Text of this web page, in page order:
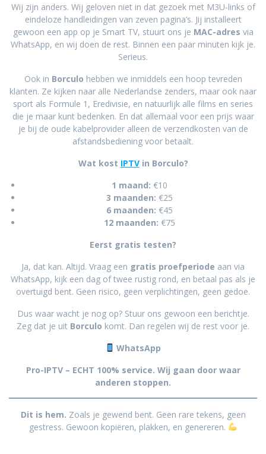
Wij zijn anders. Wij geloven niet in dat gezoek met M3U-links of
eindeloze handleidingen van zeven pagina’s. Jij installeert
gewoon een app op je Smart TV, stuurt ons je MAC-adres via
WhatsApp, en wij doen de rest. Binnen een paar minuten kijk je.
Serieus.
Ook in Borculo hebben we inmiddels een hoop tevreden
klanten. Ze kijken naar alle Nederlandse zenders, maar ook naar
sport als Formule 1, Eredivisie, en natuurlijk alle films en series
die je maar kunt bedenken. En dat allemaal voor een prijs waar
je bij de oude kabelprovider alleen de verzendkosten van de
afstandsbediening voor betaalt.
Wat kost IPTVin Borculo?
1 maand: €10
3 maanden: €25
6 maanden: €45
12 maanden: €75
Eerst gratis testen?
Ja, dat kan. Altijd. Vraag een gratis proefperiode aan via
WhatsApp, kijk een dag of twee rustig rond, en betaal pas als je
overtuigd bent. Geen risico, geen verplichtingen, geen gedoe.
Dus waar wacht je nog op? Stuur ons gewoon een berichtje.
Zeg dat je uit Borculo komt. Dan regelen wij de rest voor je.
WhatsApp
Pro-IPTV – ECHT 100% service. Wij gaan door waar
anderen stoppen.
Dit is hem. Zoals je gewend bent. Geen rare tekens, geen
gestress. Gewoon kopiëren, plakken, en genereren.